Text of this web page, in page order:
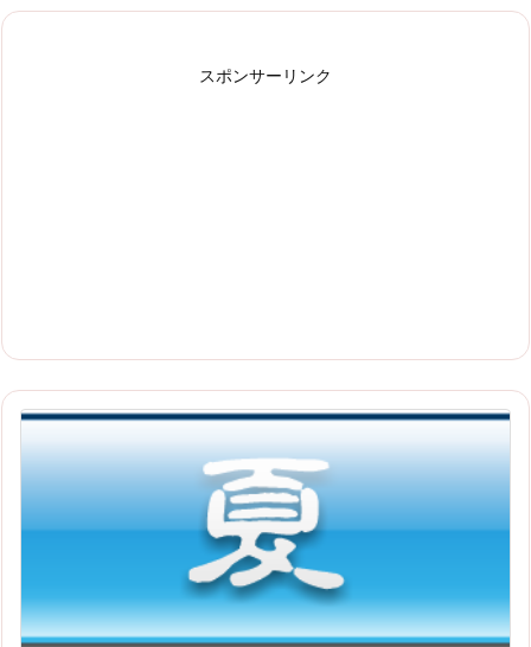
スポンサーリンク